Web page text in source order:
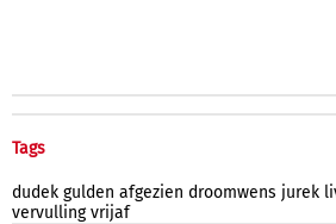
Tags
dudek gulden afgezien droomwens jurek
vervulling vrijaf